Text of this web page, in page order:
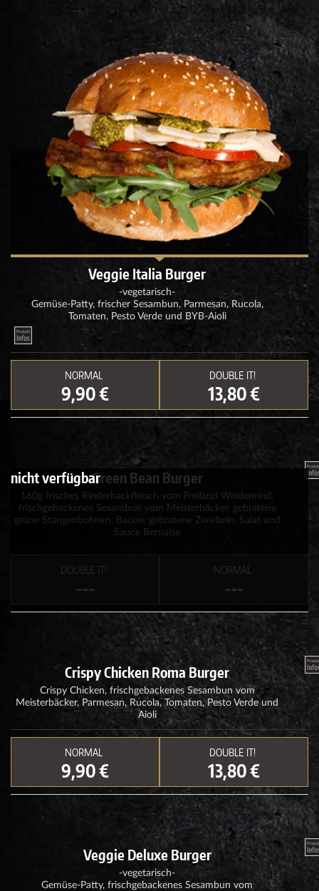
Veggie Italia Burger
-vegetarisch-
Gemüse-Patty, frischer Sesambun, Parmesan, Rucola,
Tomaten, Pesto Verde und BYB-Aioli
NORMAL
9,90 €
DOUBLE IT!
13,80 €
nicht verfügbarGreen Bean Burger
160g frisches Rinderhackfleisch vom Freiland Weidenrind,
frischgebackenes Sesambun vom Meisterbäcker, gebratene
grüne Stangenbohnen, Bacon, gebratene Zwiebeln, Salat und
Sauce Bernaise
DOUBLE IT!
---
NORMAL
---
Crispy Chicken Roma Burger
Crispy Chicken, frischgebackenes Sesambun vom
Meisterbäcker, Parmesan, Rucola, Tomaten, Pesto Verde und
Aioli
NORMAL
9,90 €
DOUBLE IT!
13,80 €
Veggie Deluxe Burger
-vegetarisch-
Gemüse-Patty, frischgebackenes Sesambun vom